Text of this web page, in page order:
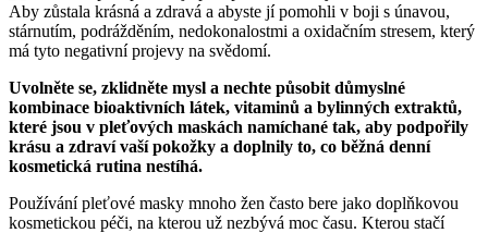
Aby zůstala krásná a zdravá a abyste jí pomohli v boji s únavou,
stárnutím, podrážděním, nedokonalostmi a oxidačním stresem, který
má tyto negativní projevy na svědomí.
Uvolněte se, zklidněte mysl a nechte působit důmyslné
kombinace bioaktivních látek, vitaminů a bylinných extraktů,
které jsou v pleťových maskách namíchané tak, aby podpořily
krásu a zdraví vaší pokožky a doplnily to, co běžná denní
kosmetická rutina nestíhá.
Používání pleťové masky mnoho žen často bere jako doplňkovou
kosmetickou péči, na kterou už nezbývá moc času. Kterou stačí